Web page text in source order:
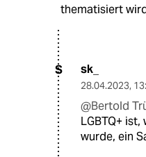
thematisiert
S sk_
28.04.2023,
@Bertold
LGBTQ+
wurde, ein